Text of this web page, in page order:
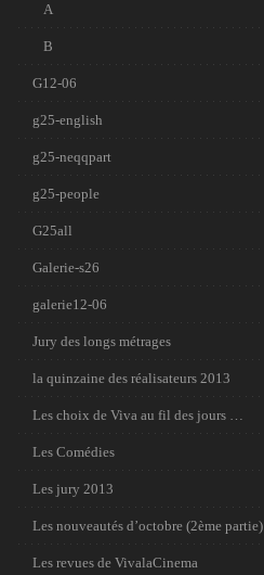
A
B
G12-06
g25-english
g25-neqqpart
g25-people
G25all
Galerie-s26
galerie12-06
Jury des longs métrages
la quinzaine des réalisateurs 2013
Les choix de Viva au fil des jours …
Les Comédies
Les jury 2013
Les nouveautés d’octobre (2ème partie)
Les revues de VivalaCinema